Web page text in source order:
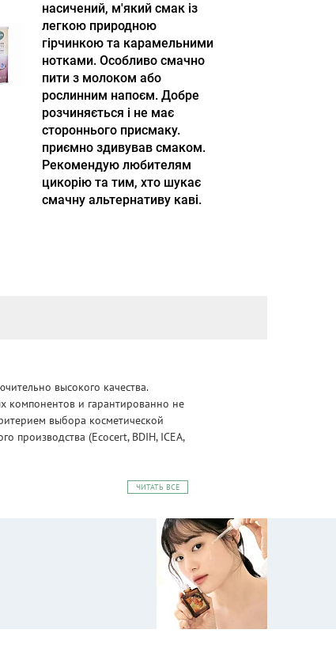
насичений, м'який смак із
легкою природною
гірчинкою та карамельними
нотками. Особливо смачно
пити з молоком або
рослинним напоєм. Добре
розчиняється і не має
стороннього присмаку.
приємно здивував смаком.
Рекомендую любителям
цикорію та тим, хто шукає
смачну альтернативу каві.
высокого качества.
компонентов и гарантированно не
выбора косметической
производства (Ecocert, BDIH, ICEA,
ЧИТАТЬ ВСЕ